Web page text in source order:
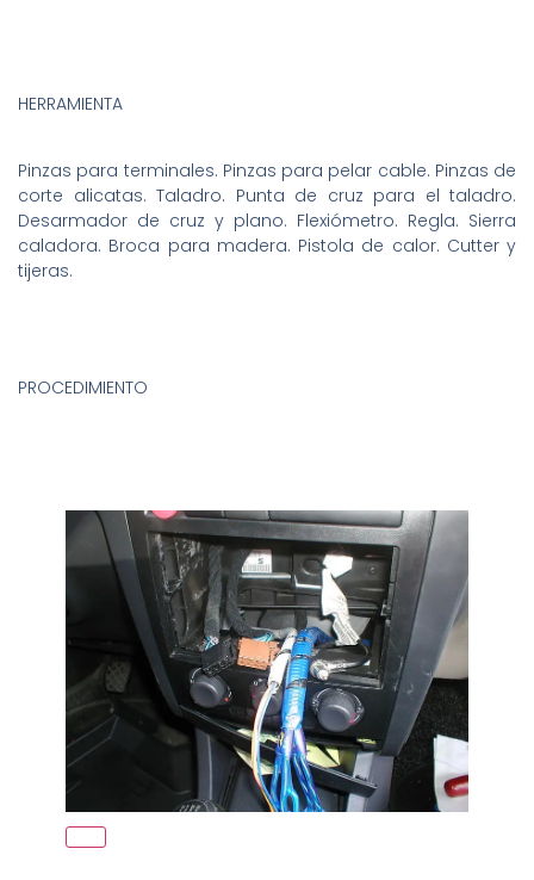
HERRAMIENTA
Pinzas para terminales. Pinzas para pelar cable. Pinzas de
corte alicatas. Taladro. Punta de cruz para el taladro.
Desarmador de cruz y plano. Flexiómetro. Regla. Sierra
caladora. Broca para madera. Pistola de calor. Cutter y
tijeras.
PROCEDIMIENTO